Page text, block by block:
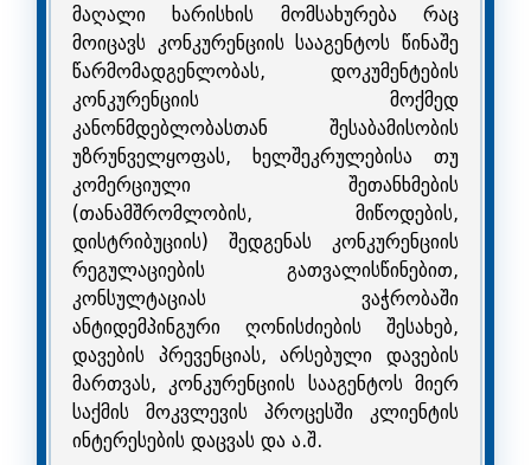
მაღალი ხარისხის მომსახურება რაც
მოიცავს კონკურენციის სააგენტოს წინაშე
წარმომადგენლობას, დოკუმენტების
კონკურენციის მოქმედ
კანონმდებლობასთან შესაბამისობის
უზრუნველყოფას, ხელშეკრულებისა თუ
კომერციული შეთანხმების
(თანამშრომლობის, მიწოდების,
დისტრიბუციის) შედგენას კონკურენციის
რეგულაციების გათვალისწინებით,
კონსულტაციას ვაჭრობაში
ანტიდემპინგური ღონისძიების შესახებ,
დავების პრევენციას, არსებული დავების
მართვას, კონკურენციის სააგენტოს მიერ
საქმის მოკვლევის პროცესში კლიენტის
ინტერესების დაცვას და ა.შ.